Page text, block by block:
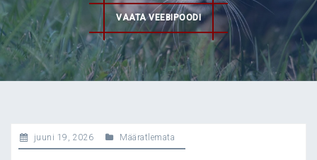
VAATA VEEBIPOODI
juuni 19, 2026 Määratlemata